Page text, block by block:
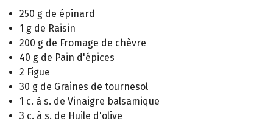
250 g de épinard
1 g de Raisin
200 g de Fromage de chèvre
40 g de Pain d'épices
2 Figue
30 g de Graines de tournesol
1 c. à s. de Vinaigre balsamique
3 c. à s. de Huile d'olive